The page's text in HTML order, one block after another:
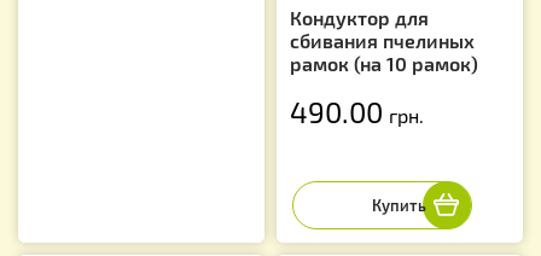
Кондуктор для
сбивания пчелиных
рамок (на 10 рамок)
490.00 грн.